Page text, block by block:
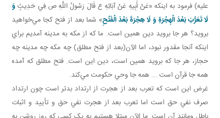
عليه) فرمود به اينکه «عَنْ أَبِيهِ عَنْ آبَائِهِ ع قَالَ رَسُولُ اللَّهِ ص فِي حَدِيثٍوَ
لَا تَعَرُّبَ بَعْدَ الْهِجْرَةِ وَ لَا هِجْرَةَ بَعْدَ الْفَتْحِ» شما بعد از فتح کجا مي‌خواهيد
برويد؟ هر جا برويد دين همين است. ما که از مکه به مدينه آمديم براي
اينکه آنجا مقدور نبود، اما الآن(بعد از فتح مطلق) چه مکه چه مدينه چه
حجاز، هر جا که برويد همين است، دين اين است. فتح مطلق که آمده
همه جا قرآن است ... همه جا وحي حکومت مي‌کند.
غرض اين است که تعرب بعد از هجرت از ارتداد بدتر است چون ارتداد
صرف نفي حق است اما تعرب بعد از هجرت نفي حق و تأييد و اثبات